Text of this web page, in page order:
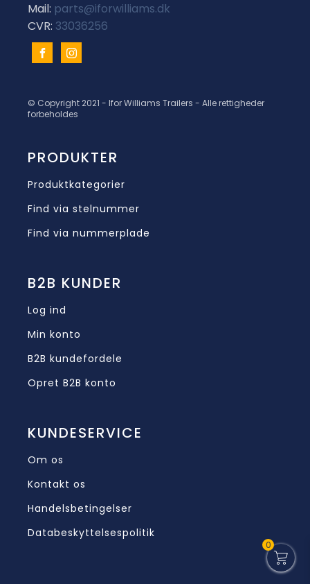
Mail: parts@iforwilliams.dk
CVR: 33036256
© Copyright 2021 - Ifor Williams Trailers - Alle rettigheder
forbeholdes
PRODUKTER
Produktkategorier
Find via stelnummer
Find via nummerplade
B2B KUNDER
Log ind
Min konto
B2B kundefordele
Opret B2B konto
KUNDESERVICE
Om os
Kontakt os
Handelsbetingelser
Databeskyttelsespolitik
0